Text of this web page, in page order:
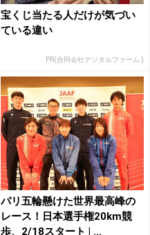
宝くじ当たる人だけが気づい
ている違い
PR(合同会社デジタルファーム )
パリ五輪懸けた世界最高峰の
レース！日本選手権20km競
歩、2/18スタート | ...